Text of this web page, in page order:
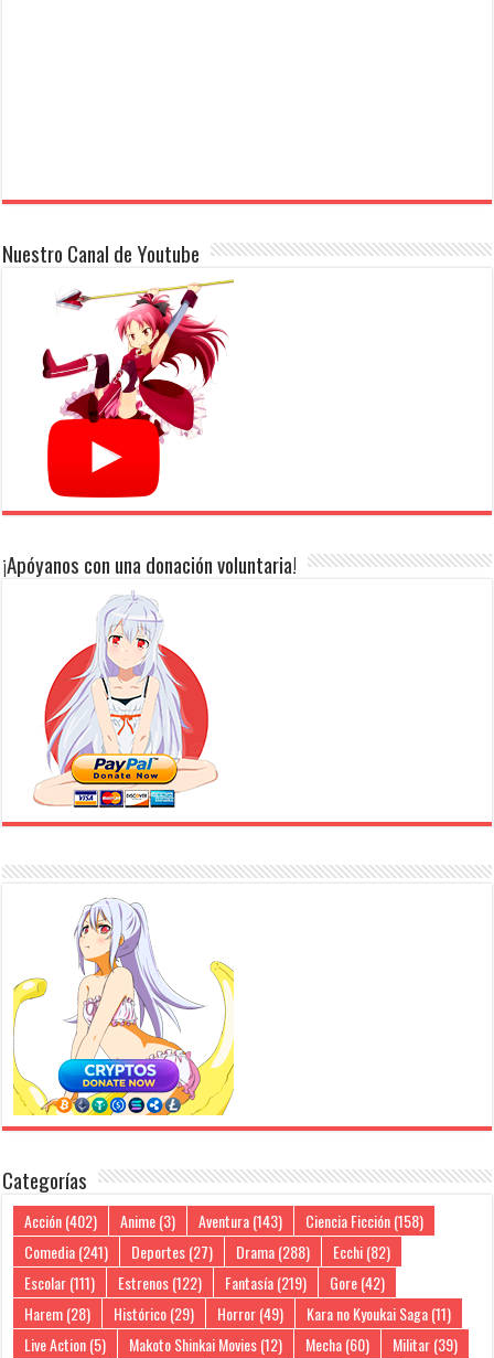
Nuestro Canal de Youtube
¡Apóyanos con una donación voluntaria!
Categorías
Acción(402) Anime(3) Aventura(143) Ciencia Ficción(158)
Comedia(241) Deportes(27) Drama(288) Ecchi(82)
Escolar(111) Estrenos(122) Fantasía(219) Gore(42)
Harem(28) Histórico(29) Horror(49) Kara no Kyoukai Saga(11)
Live Action(5) Makoto Shinkai Movies(12) Mecha(60) Militar(39)